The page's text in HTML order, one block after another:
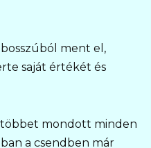
ment el,
saját értékét és
többet mondott minden
a csendben már